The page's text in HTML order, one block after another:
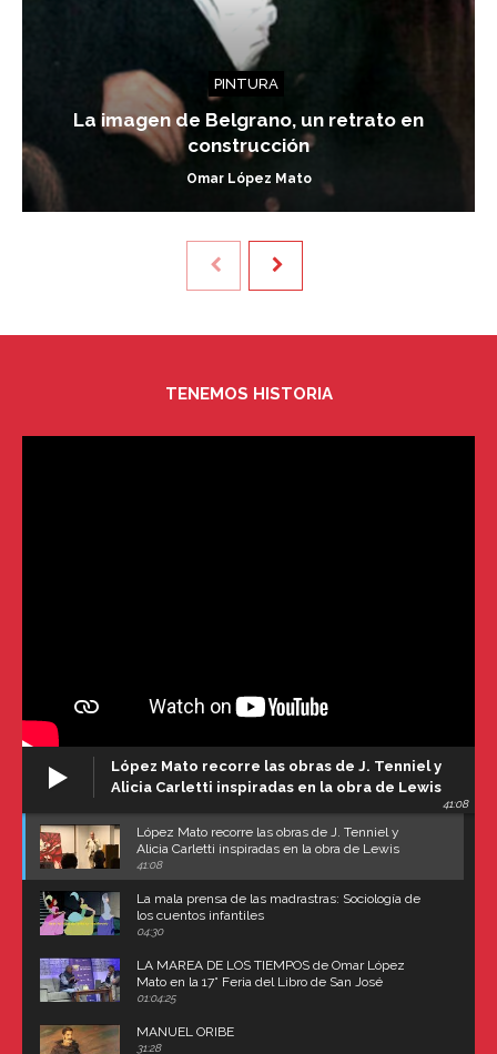
PINTURA
La imagen de Belgrano, un retrato en
construcción
Omar López Mato
TENEMOS HISTORIA
López Mato recorre las obras de J. Tenniel y
Alicia Carletti inspiradas en la obra de Lewis
41:08
López Mato recorre las obras de J. Tenniel y
Alicia Carletti inspiradas en la obra de Lewis
Carroll
41:08
La mala prensa de las madrastras: Sociología de
los cuentos infantiles
04:30
LA MAREA DE LOS TIEMPOS de Omar López
Mato en la 17° Feria del Libro de San José
(Uruguay)
01:04:25
MANUEL ORIBE
31:28